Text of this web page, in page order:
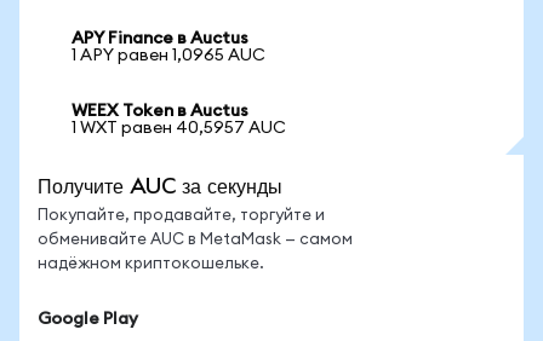
APY Finance в Auctus
1 APY равен 1,0965 AUC
WEEX Token в Auctus
1 WXT равен 40,5957 AUC
Получите AUC за секунды
Покупайте, продавайте, торгуйте и
обменивайте AUC в MetaMask — самом
надёжном криптокошельке.
Google Play